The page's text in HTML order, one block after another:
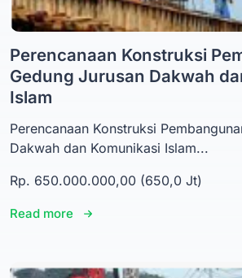
Perencanaan Konstruksi
Gedung Jurusan Dakwah
Islam
Perencanaan Konstruksi
Dakwah dan Komunikasi Islam...
Rp. 650.000.000,00 (650,0 Jt)
Read more